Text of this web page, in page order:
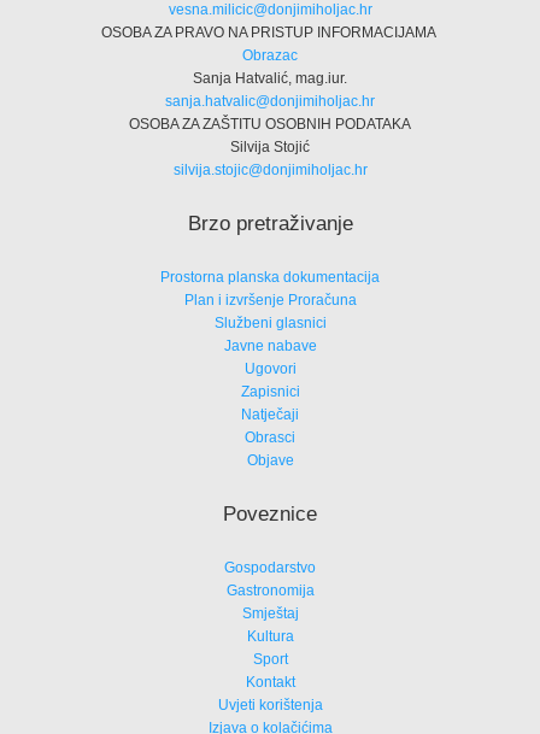
vesna.milicic@donjimiholjac.hr
OSOBA ZA PRAVO NA PRISTUP INFORMACIJAMA
Obrazac
Sanja Hatvalić, mag.iur.
sanja.hatvalic@donjimiholjac.hr
OSOBA ZA ZAŠTITU OSOBNIH PODATAKA
Silvija Stojić
silvija.stojic@donjimiholjac.hr
Brzo pretraživanje
Prostorna planska dokumentacija
Plan i izvršenje Proračuna
Službeni glasnici
Javne nabave
Ugovori
Zapisnici
Natječaji
Obrasci
Objave
Poveznice
Gospodarstvo
Gastronomija
Smještaj
Kultura
Sport
Kontakt
Uvjeti korištenja
Izjava o kolačićima